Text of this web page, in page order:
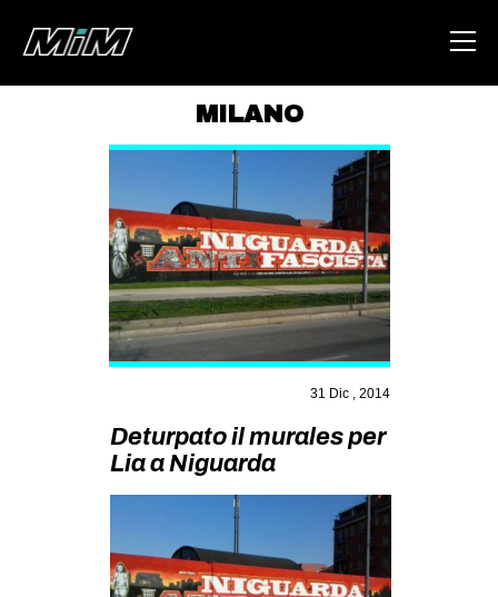
ABOUT
AREA
DEGENERAZIONE
GAZA FREESTYLE
CSOA LAMBRETTA
STUDENTI TSUNAMI
ZAM
MILANO
MOBILITAZIONI
SPAZI
MILANO
31 Dic , 2014
Deturpato il murales per
Lia a Niguarda